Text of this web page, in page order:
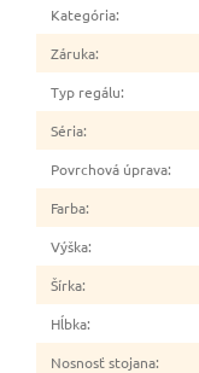
Kategória:
Záruka:
Typ regálu:
Séria:
Povrchová úprava:
Farba:
Výška:
Šírka:
Hĺbka:
Nosnosť stojana: